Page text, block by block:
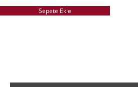
Sepete Ekle